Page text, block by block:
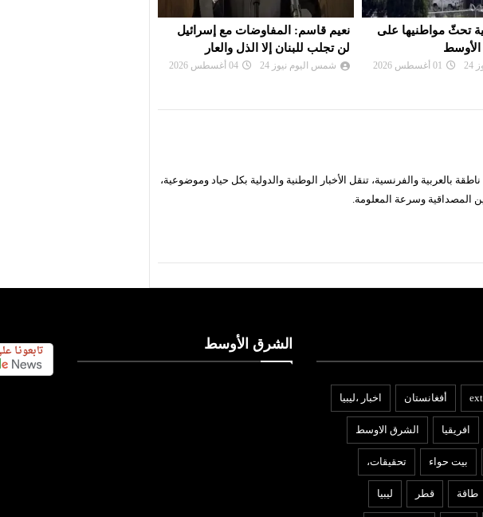
مع إسرائيل
الذل والعار
04 أغسطس 2026
إيران: تصريحات ترامب بشأن إلغاء
الهجوم «حرب نفسية» ولن نخدع
شمس اليوم نيوز 24 02 أغسطس 2026
بالعربية والفرنسية، تنقل الأخبار الوطنية والدولية بكل حياد وموضوعية،
المصداقية وسرعة المعلومة.
أفغانستان اخبار ،ليبيا
افريقيا الشرق الاوسط
بيت حواء تحقيقات،
طاقة قطر ليبيا
الشرق الأوسط